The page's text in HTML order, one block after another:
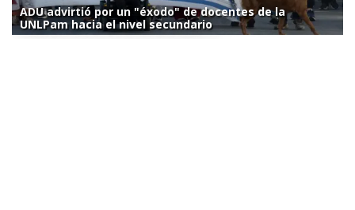
ADU advirtió por un "éxodo" de docentes de la
UNLPam hacia el nivel secundario